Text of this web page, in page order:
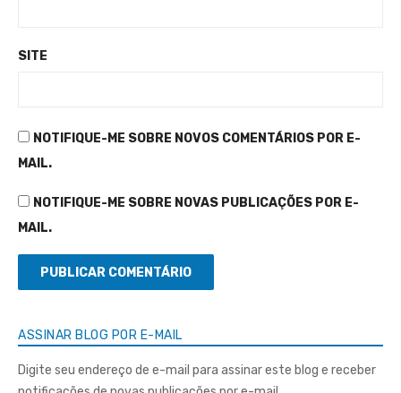
SITE
NOTIFIQUE-ME SOBRE NOVOS COMENTÁRIOS POR E-
MAIL.
NOTIFIQUE-ME SOBRE NOVAS PUBLICAÇÕES POR E-
MAIL.
ASSINAR BLOG POR E-MAIL
Digite seu endereço de e-mail para assinar este blog e receber